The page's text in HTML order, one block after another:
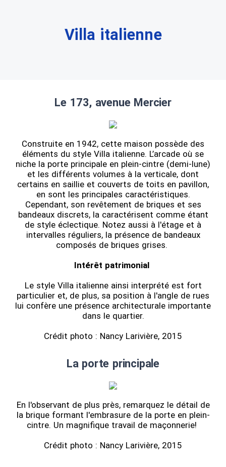
Villa italienne
Le 173, avenue Mercier
Construite en 1942, cette maison possède des
éléments du style Villa italienne. L’arcade où se
niche la porte principale en plein-cintre (demi-lune)
et les différents volumes à la verticale, dont
certains en saillie et couverts de toits en pavillon,
en sont les principales caractéristiques.
Cependant, son revêtement de briques et ses
bandeaux discrets, la caractérisent comme étant
de style éclectique. Notez aussi à l'étage et à
intervalles réguliers, la présence de bandeaux
composés de briques grises.
Intérêt patrimonial
Le style Villa italienne ainsi interprété est fort
particulier et, de plus, sa position à l'angle de rues
lui confère une présence architecturale importante
dans le quartier.
Crédit photo : Nancy Larivière, 2015
La porte principale
En l'observant de plus près, remarquez le détail de
la brique formant l'embrasure de la porte en plein-
cintre. Un magnifique travail de maçonnerie!
Crédit photo : Nancy Larivière, 2015